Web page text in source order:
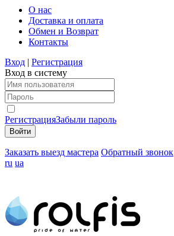
О нас
Доставка и оплата
Обмен и Возврат
Контакты
Вход | Регистрация
Вход в систему
РегистрацияЗабыли пароль
Заказать выезд мастера Обратный звонок
ru ua